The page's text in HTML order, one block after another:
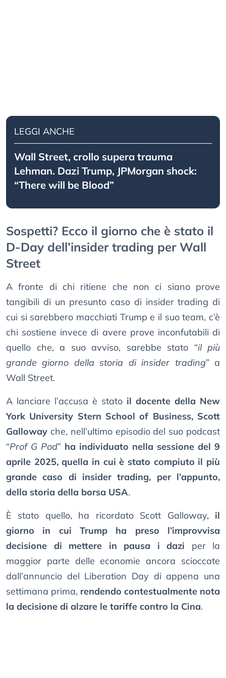
LEGGI ANCHE
Wall Street, crollo supera trauma
Lehman. Dazi Trump, JPMorgan shock:
“There will be Blood”
Sospetti? Ecco il giorno che è stato il
D-Day dell’insider trading per Wall
Street
A fronte di chi ritiene che non ci siano prove
tangibili di un presunto caso di insider trading di
cui si sarebbero macchiati Trump e il suo team, c’è
chi sostiene invece di avere prove inconfutabili di
quello che, a suo avviso, sarebbe stato “il più
grande giorno della storia di insider trading” a
Wall Street.
A lanciare l’accusa è stato il docente della New
York University Stern School of Business, Scott
Galloway che, nell’ultimo episodio del suo podcast
“Prof G Pod” ha individuato nella sessione del 9
aprile 2025, quella in cui è stato compiuto il più
grande caso di insider trading, per l’appunto,
della storia della borsa USA.
È stato quello, ha ricordato Scott Galloway, il
giorno in cui Trump ha preso l’improvvisa
decisione di mettere in pausa i dazi per la
maggior parte delle economie ancora scioccate
dall’annuncio del Liberation Day di appena una
settimana prima, rendendo contestualmente nota
la decisione di alzare le tariffe contro la Cina.